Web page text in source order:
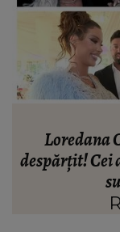
Loredana
despărțit! Cei